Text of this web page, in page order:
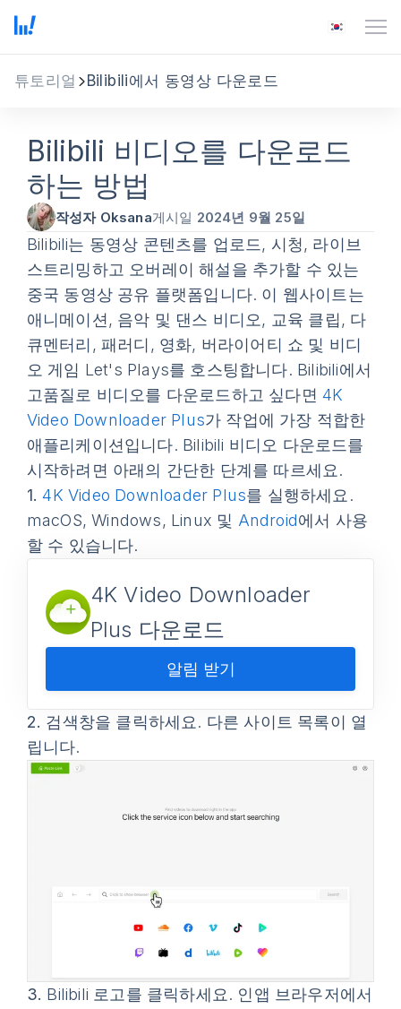
튜토리얼 Bilibili에서 동영상 다운로드
Bilibili 비디오를 다운로드
하는 방법
작성자 Oksana게시일 2024년 9월 25일
Bilibili는 동영상 콘텐츠를 업로드, 시청, 라이브
스트리밍하고 오버레이 해설을 추가할 수 있는
중국 동영상 공유 플랫폼입니다. 이 웹사이트는
애니메이션, 음악 및 댄스 비디오, 교육 클립, 다
큐멘터리, 패러디, 영화, 버라이어티 쇼 및 비디
오 게임 Let's Plays를 호스팅합니다. Bilibili에서
고품질로 비디오를 다운로드하고 싶다면4K
Video Downloader Plus가 작업에 가장 적합한
애플리케이션입니다. Bilibili 비디오 다운로드를
시작하려면 아래의 간단한 단계를 따르세요.
1. 4K Video Downloader Plus를 실행하세요.
macOS, Windows, Linux 및 Android에서 사용
할 수 있습니다.
4K Video Downloader
Plus 다운로드
알림 받기
2. 검색창을 클릭하세요. 다른 사이트 목록이 열
립니다.
3. Bilibili 로고를 클릭하세요. 인앱 브라우저에서